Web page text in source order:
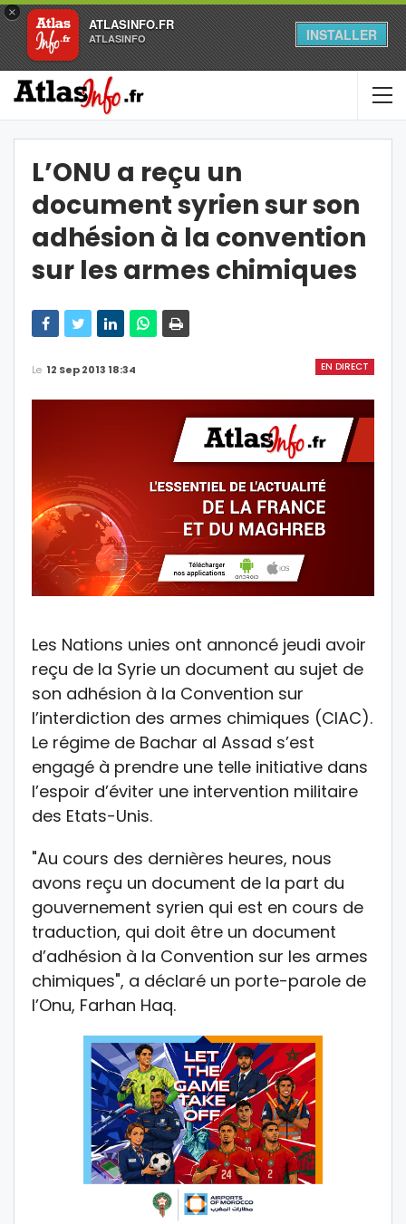
×
ATLASINFO.FR
ATLASINFO INSTALLER
L’ONU a reçu un
document syrien sur son
adhésion à la convention
sur les armes chimiques
EN DIRECT
Le 12 Sep 2013 18:34
Les Nations unies ont annoncé jeudi avoir
reçu de la Syrie un document au sujet de
son adhésion à la Convention sur
l’interdiction des armes chimiques (CIAC).
Le régime de Bachar al Assad s’est
engagé à prendre une telle initiative dans
l’espoir d’éviter une intervention militaire
des Etats-Unis.
"Au cours des dernières heures, nous
avons reçu un document de la part du
gouvernement syrien qui est en cours de
traduction, qui doit être un document
d’adhésion à la Convention sur les armes
chimiques", a déclaré un porte-parole de
l’Onu, Farhan Haq.